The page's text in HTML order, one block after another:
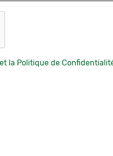
et la Politique de